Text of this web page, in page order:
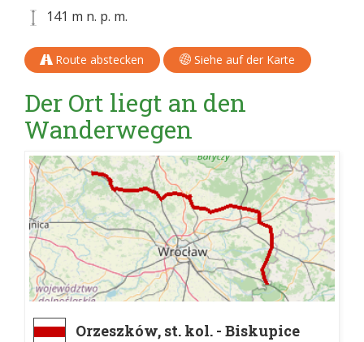
141 m n. p. m.
Route abstecken Siehe auf der Karte
Der Ort liegt an den
Wanderwegen
Orzeszków, st. kol. - Biskupice